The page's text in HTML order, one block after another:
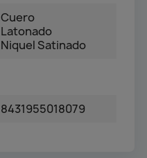
Cuero
Latonado
Niquel Satinado
8431955018079